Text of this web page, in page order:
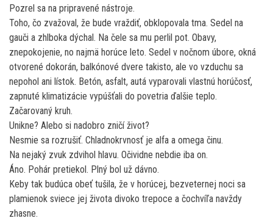
Pozrel sa na pripravené nástroje.
Toho, čo zvažoval, že bude vraždiť, obklopovala tma. Sedel na
gauči a zhlboka dýchal. Na čele sa mu perlil pot. Obavy,
znepokojenie, no najmä horúce leto. Sedel v nočnom úbore, okná
otvorené dokorán, balkónové dvere takisto, ale vo vzduchu sa
nepohol ani lístok. Betón, asfalt, autá vyparovali vlastnú horúčosť,
zapnuté klimatizácie vypúšťali do povetria ďalšie teplo.
Začarovaný kruh.
Unikne? Alebo si nadobro zničí život?
Nesmie sa rozrušiť. Chladnokrvnosť je alfa a omega činu.
Na nejaký zvuk zdvihol hlavu. Očividne nebdie iba on.
Áno. Pohár pretiekol. Plný bol už dávno.
Keby tak budúca obeť tušila, že v horúcej, bezveternej noci sa
plamienok sviece jej života divoko trepoce a čochvíľa navždy
zhasne.